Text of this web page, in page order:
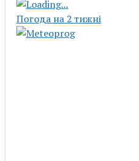
Погода на 2 тижні